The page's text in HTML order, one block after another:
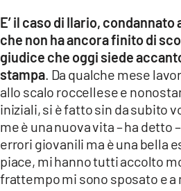
E’ il caso di Ilario, condannato
che non ha ancora finito di
giudice che oggi siede
stampa . Da qualche mese
allo scalo roccellese e
iniziali, si è fatto sin da subito
me è una nuova vita – ha detto
errori giovanili ma è una bella
piace, mi hanno tutti accolto
frattempo mi sono sposato e